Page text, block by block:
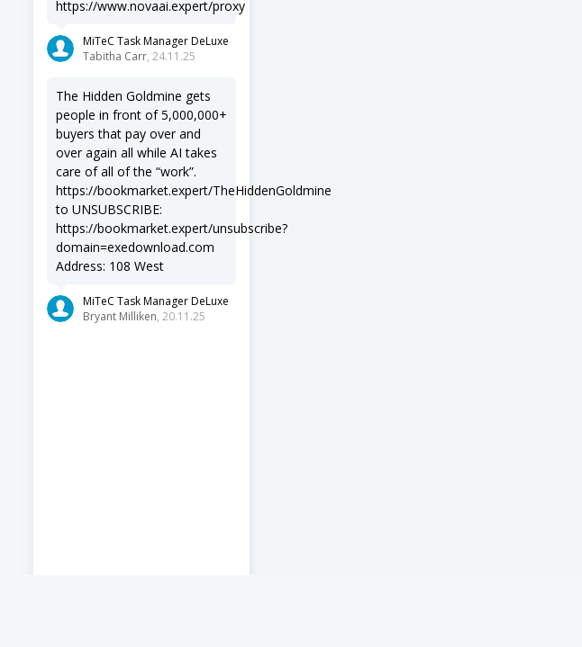
https://www.novaai.expert/proxy
MiTeC Task Manager DeLuxe
Tabitha Carr, 24.11.25
The Hidden Goldmine gets
people in front of 5,000,000+
buyers that pay over and
over again all while AI takes
care of all of the “work”.
https://bookmarket.expert/TheHiddenGoldmine
to UNSUBSCRIBE:
https://bookmarket.expert/unsubscribe?
domain=exedownload.com
Address: 108 West
MiTeC Task Manager DeLuxe
Bryant Milliken, 20.11.25